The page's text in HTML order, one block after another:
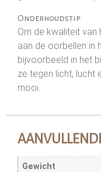
Onderhoudstip:
Om de kwaliteit van
aan de oorbellen in
bijvoorbeeld in het
ze tegen licht, lucht
mooi.
Gewicht